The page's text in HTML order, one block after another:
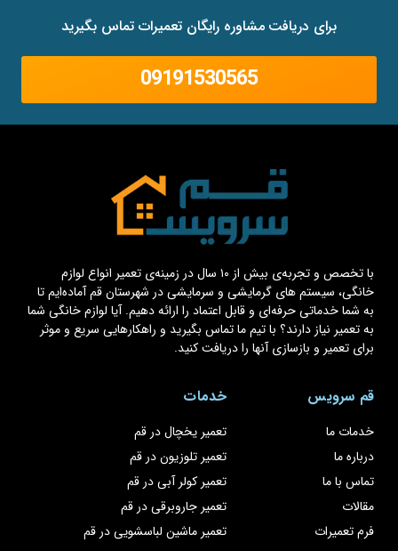
برای دریافت مشاوره رایگان تعمیرات تماس بگیرید
09191530565
با تخصص و تجربه‌ی بیش از ۱۰ سال در زمینه‌ی تعمیر انواع لوازم
خانگی، سیستم های گرمایشی و سرمایشی در شهرستان قم آماده‌ایم تا
به شما خدماتی حرفه‌ای و قابل اعتماد را ارائه دهیم. آیا لوازم خانگی شما
به تعمیر نیاز دارند؟ با تیم ما تماس بگیرید و راهکارهایی سریع و موثر
برای تعمیر و بازسازی آنها را دریافت کنید.
قم سرویس
خدمات ما
درباره ما
تماس با ما
مقالات
فرم تعمیرات
خدمات
تعمیر یخچال در قم
تعمیر تلوزیون در قم
تعمیر کولر آبی در قم
تعمیر جاروبرقی در قم
تعمیر ماشین لباسشویی در قم